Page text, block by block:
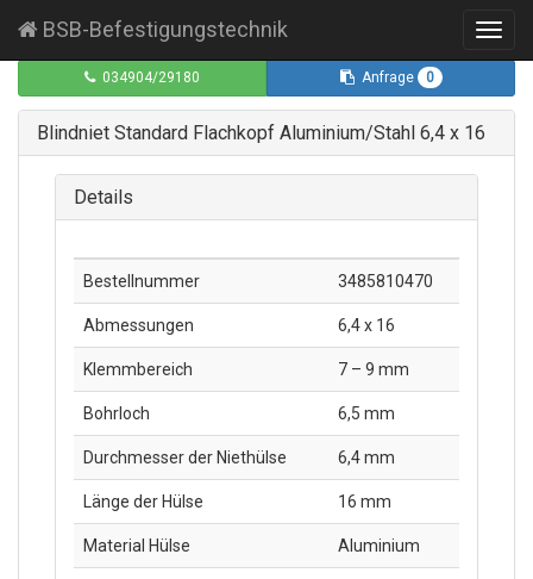
BSB-Befestigungstechnik
Blindniet Standard Flachkopf Aluminium/Stahl 6,4 x 16
Details
Bestellnummer 3485810470
Abmessungen 6,4 x 16
Klemmbereich 7 – 9 mm
Bohrloch 6,5 mm
Durchmesser der Niethülse 6,4 mm
Länge der Hülse 16 mm
Material Hülse Aluminium
034904/29180 Anfrage 0